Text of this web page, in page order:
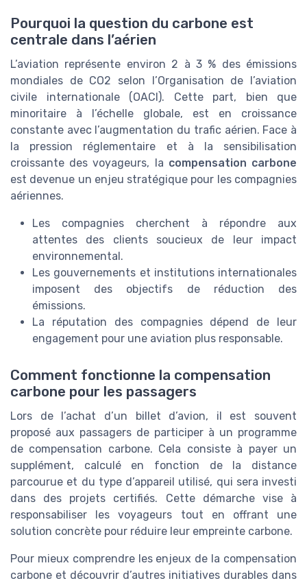
Pourquoi la question du carbone est
centrale dans l’aérien
L’aviation représente environ 2 à 3 % des émissions
mondiales de CO2 selon l’Organisation de l’aviation
civile internationale (OACI). Cette part, bien que
minoritaire à l’échelle globale, est en croissance
constante avec l’augmentation du trafic aérien. Face à
la pression réglementaire et à la sensibilisation
croissante des voyageurs, la compensation carbone
est devenue un enjeu stratégique pour les compagnies
aériennes.
Les compagnies cherchent à répondre aux
attentes des clients soucieux de leur impact
environnemental.
Les gouvernements et institutions internationales
imposent des objectifs de réduction des
émissions.
La réputation des compagnies dépend de leur
engagement pour une aviation plus responsable.
Comment fonctionne la compensation
carbone pour les passagers
Lors de l’achat d’un billet d’avion, il est souvent
proposé aux passagers de participer à un programme
de compensation carbone. Cela consiste à payer un
supplément, calculé en fonction de la distance
parcourue et du type d’appareil utilisé, qui sera investi
dans des projets certifiés. Cette démarche vise à
responsabiliser les voyageurs tout en offrant une
solution concrète pour réduire leur empreinte carbone.
Pour mieux comprendre les enjeux de la compensation
carbone et découvrir d’autres initiatives durables dans